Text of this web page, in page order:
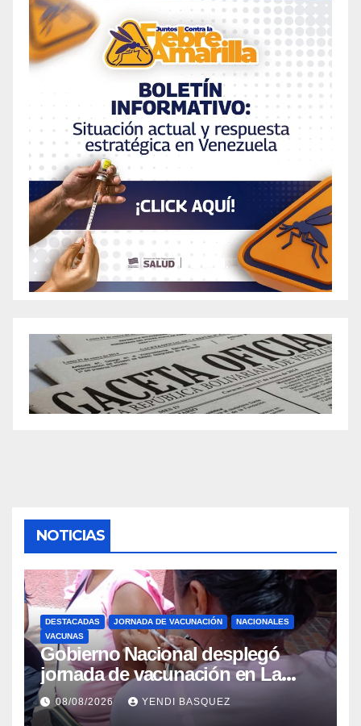
NOTICIAS
DESTACADAS JORNADA DE VACUNACIÓN
NACIONALES
VACUNAS
Gobierno Nacional desplegó
jornada de vacunación en La
Guaira para garantizar protección
epidemiológica
08/08/2026 YENDI BASQUEZ